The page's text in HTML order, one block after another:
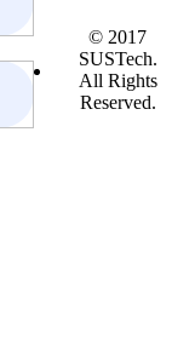
© 2017
SUSTech.
All Rights
Reserved.